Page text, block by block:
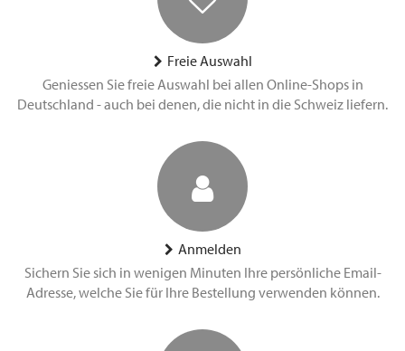
Freie Auswahl
Geniessen Sie freie Auswahl bei allen Online-Shops in
Deutschland - auch bei denen, die nicht in die Schweiz liefern.
Anmelden
Sichern Sie sich in wenigen Minuten Ihre persönliche Email-
Adresse, welche Sie für Ihre Bestellung verwenden können.